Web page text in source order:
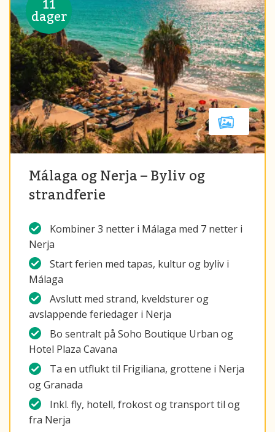
11
dager
Málaga og Nerja – Byliv og
strandferie
Kombiner 3 netter i Málaga med 7 netter i
Nerja
Start ferien med tapas, kultur og byliv i
Málaga
Avslutt med strand, kveldsturer og
avslappende feriedager i Nerja
Bo sentralt på Soho Boutique Urban og
Hotel Plaza Cavana
Ta en utflukt til Frigiliana, grottene i Nerja
og Granada
Inkl. fly, hotell, frokost og transport til og
fra Nerja